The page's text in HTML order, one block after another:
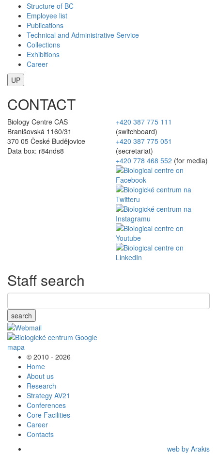
Structure of BC
Employee list
Publications
Technical and Administrative Service
Collections
Exhibitions
Career
UP
CONTACT
Biology Centre CAS
Branišovská 1160/31
370 05 České Budějovice
Data box: r84nds8
+420 387 775 111
(switchboard)
+420 387 775 051
(secretariat)
+420 778 468 552 (for media)
Staff search
search
© 2010 - 2026
Home
About us
Research
Strategy AV21
Conferences
Core Facilities
Career
Contacts
web by Arakis